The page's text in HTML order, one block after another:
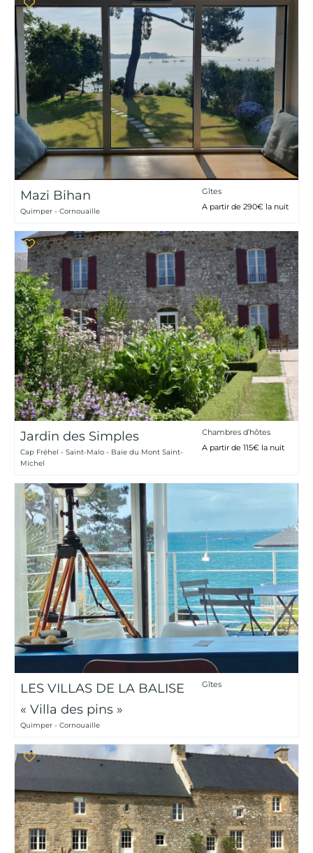
Mazi Bihan
Quimper - Cornouaille
Gîtes
A partir de 290€ la nuit
Jardin des Simples
Cap Fréhel - Saint-Malo - Baie du Mont Saint-
Michel
Chambres d’hôtes
A partir de 115€ la nuit
LES VILLAS DE LA BALISE
« Villa des pins »
Quimper - Cornouaille
Gîtes